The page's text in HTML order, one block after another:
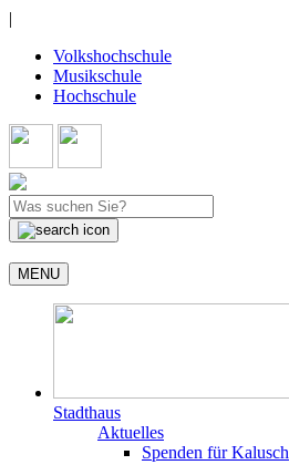
|
Volkshochschule
Musikschule
Hochschule
MENU
Stadthaus
Aktuelles
Spenden für Kalusch